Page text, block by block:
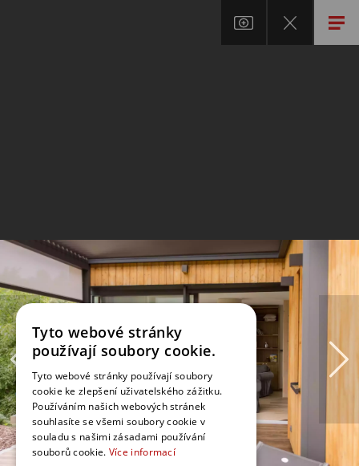
Tyto webové stránky
používají soubory cookie.
Tyto webové stránky používají soubory
cookie ke zlepšení uživatelského zážitku.
Používáním našich webových stránek
souhlasíte se všemi soubory cookie v
souladu s našimi zásadami používání
souborů cookie. Více informací